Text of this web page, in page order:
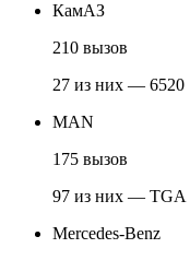
КамАЗ
210 вызов
27 из них — 6520
MAN
175 вызов
97 из них — TGA
Mercedes-Benz